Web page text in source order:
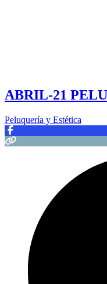
ABRIL-21
Peluquería y Estética